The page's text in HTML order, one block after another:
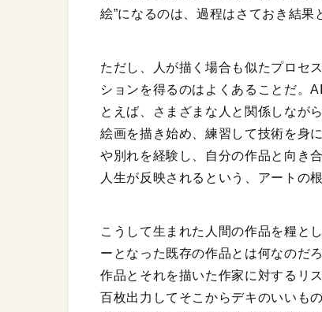
絵”になるのは、過程はさておき結果
ただし、人が描く場合も似たプロセ
ションを得るのはよくあることだ。
とえば、さまざまな人と関係しなが
絵画を描き始め、練習して技術を身
や別れを経験し、自分の作品と向き
人生が反映されるという、アートの
こうして生まれた人間の作品を糧と
ーとなった既存の作品とは何なのだ
作品とそれを描いた作家に対するリ
百枚出力してそこからデキのいいも